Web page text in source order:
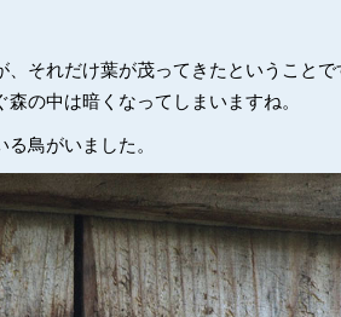
それだけ葉が茂ってきたということ
の中は暗くなってしまいますね。
鳥がいました。